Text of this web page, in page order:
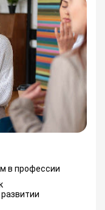
в профессии